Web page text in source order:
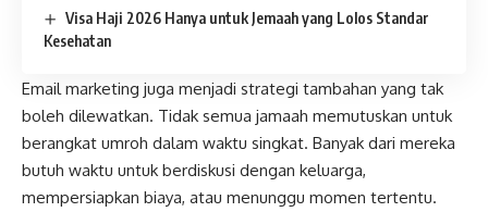
Visa Haji 2026 Hanya untuk Jemaah yang Lolos Standar
Kesehatan
Email marketing juga menjadi strategi tambahan yang tak
boleh dilewatkan. Tidak semua jamaah memutuskan untuk
berangkat umroh dalam waktu singkat. Banyak dari mereka
butuh waktu untuk berdiskusi dengan keluarga,
mempersiapkan biaya, atau menunggu momen tertentu.